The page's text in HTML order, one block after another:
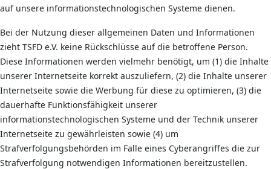
auf unsere informationstechnologischen Systeme dienen.
Bei der Nutzung dieser allgemeinen Daten und Informationen
zieht TSFD e.V. keine Rückschlüsse auf die betroffene Person.
Diese Informationen werden vielmehr benötigt, um (1) die Inhalte
unserer Internetseite korrekt auszuliefern, (2) die Inhalte unserer
Internetseite sowie die Werbung für diese zu optimieren, (3) die
dauerhafte Funktionsfähigkeit unserer
informationstechnologischen Systeme und der Technik unserer
Internetseite zu gewährleisten sowie (4) um
Strafverfolgungsbehörden im Falle eines Cyberangriffes die zur
Strafverfolgung notwendigen Informationen bereitzustellen.